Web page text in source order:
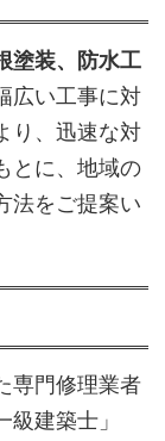
塗装、防水工
広い工事に対
り、迅速な対
とに、地域の
法をご提案い
専門修理業者
建築士」